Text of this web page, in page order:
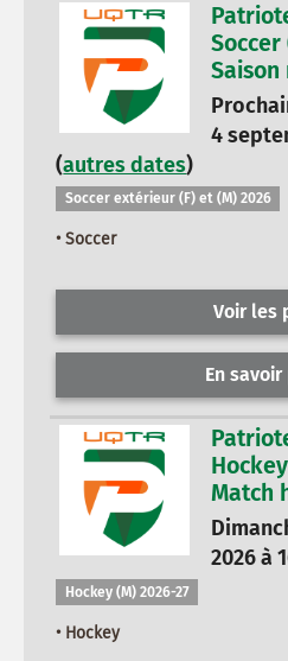
Soccer
4
(autres dates)
Soccer extérieur (F) et (M) 2026
• Soccer
Voir les
En
Match
2026 à
Hockey (M) 2026-27
• Hockey